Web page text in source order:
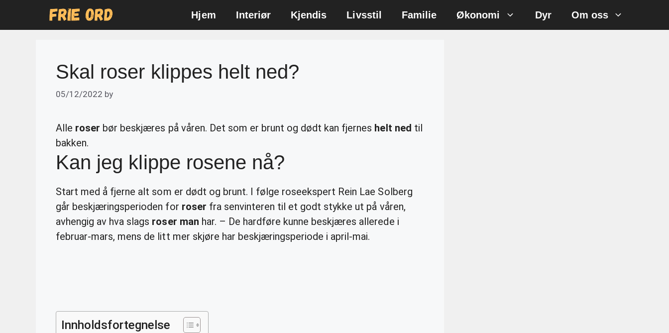
Hjem Interiør Kjendis Livsstil Familie Økonomi Dyr Om oss
Skal roser klippes helt ned?
05/12/2022 by
Alle roser bør beskjæres på våren. Det som er brunt og dødt kan fjernes helt ned til
bakken.
Kan jeg klippe rosene nå?
Start med å fjerne alt som er dødt og brunt. I følge roseekspert Rein Lae Solberg
går beskjæringsperioden for roser fra senvinteren til et godt stykke ut på våren,
avhengig av hva slags roser man har. – De hardføre kunne beskjæres allerede i
februar-mars, mens de litt mer skjøre har beskjæringsperiode i april-mai.
Innholdsfortegnelse